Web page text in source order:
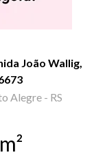
João Wallig,
Alegre - RS
m²